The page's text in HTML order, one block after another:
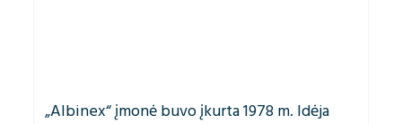
„Albinex“ įmonė buvo įkurta 1978 m. Idėja